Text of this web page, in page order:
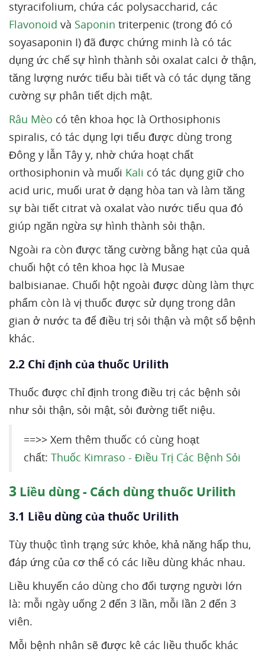
styracifolium, chứa các polysaccharid, các
Flavonoid và Saponin triterpenic (trong đó có
soyasaponin I) đã được chứng minh là có tác
dụng ức chế sự hình thành sỏi oxalat calci ở thận,
tăng lượng nước tiểu bài tiết và có tác dụng tăng
cường sự phân tiết dịch mật.
Râu Mèo có tên khoa học là Orthosiphonis
spiralis, có tác dụng lợi tiểu được dùng trong
Đông y lẫn Tây y, nhờ chứa hoạt chất
orthosiphonin và muối Kali có tác dụng giữ cho
acid uric, muối urat ở dạng hòa tan và làm tăng
sự bài tiết citrat và oxalat vào nước tiểu qua đó
giúp ngăn ngừa sự hình thành sỏi thận.
Ngoài ra còn được tăng cường bằng hạt của quả
chuối hột có tên khoa học là Musae
balbisianae. Chuối hột ngoài được dùng làm thực
phẩm còn là vị thuốc được sử dụng trong dân
gian ở nước ta để điều trị sỏi thận và một số bệnh
khác.
2.2 Chỉ định của thuốc Urilith
Thuốc được chỉ định trong điều trị các bệnh sỏi
như sỏi thận, sỏi mật, sỏi đường tiết niệu.
==>> Xem thêm thuốc có cùng hoạt
chất: Thuốc Kimraso - Điều Trị Các Bệnh Sỏi
3 Liều dùng - Cách dùng thuốc Urilith
3.1 Liều dùng của thuốc Urilith
Tùy thuộc tình trạng sức khỏe, khả năng hấp thu,
đáp ứng của cơ thể có các liều dùng khác nhau.
Liều khuyến cáo dùng cho đối tượng người lớn
là: mỗi ngày uống 2 đến 3 lần, mỗi lần 2 đến 3
viên.
Mỗi bệnh nhân sẽ được kê các liều thuốc khác